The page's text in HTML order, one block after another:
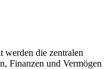
werden die zentralen
Finanzen und Vermögen